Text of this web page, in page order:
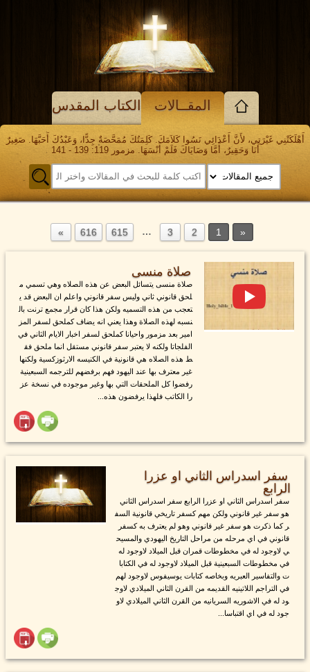
المقــالات الكتاب المقدس
أَهْلَكَتْنِي غَيْرَتِي، لأَنَّ أَعْدَائِي نَسُوا كَلاَمَكَ. كَلِمَتُكَ مُمَحَّصَةٌ جِدًّا، وَعَبْدُكَ أَحَبَّهَا. صَغِيرٌ
أَنَا وَحَقِيرٌ، أَمَّا وَصَايَاكَ فَلَمْ أَنْسَهَا. مزمور 119: 139 - 141
1
2
3
…
615
616
صلاة منسى
صلاة منسى يتسائل البعض عن هذه الصلاه وهي تسمي م
لحق قانوني ثاني وليس سفر قانوني واعلم ان البعض قد ي
تعجب من هذه التسميه ولكن هذا كان قرار مجمع ترنت بال
نسبه لهذه الصلاة وهذا يعني انه يضاف كملحق لسفر المز
امير بعد مزمور واحيانا كملحق لسفر اخبار الايام الثاني في
الفلجاتا ولكنه لا يعتبر سفر قانوني مستقل انما ملحق فق
ط هذه الصلاه هي قانونية في الكنيسه الارثوزكسية ولكنها
غير معترف بها عند اليهود فهم برفضهم للترجمه السبعينية
رفضوا كل الملحقات التي بها وغير موجوده في نسخة عز
را الكاتب فلهذا يرفضون هذه...
سفر اسدراس الثاني او عزرا
الرابع
سفر اسدراس الثاني او عزرا الرابع سفر اسدراس الثاني
هو سفر غير قانوني ولكن مهم كسفر تاريخي قانونية السف
ر كما ذكرت هو سفر غير قانوني وهو لم يعترف به كسفر
قانوني في اي مرحله من مراحل التاريخ اليهودي والمسيح
ي لاوجود له في مخطوطات قمران قبل الميلاد لاوجود له
في مخطوطات السبعينية قبل الميلاد لاوجود له في الكتابا
ت والتفاسير العبريه وبخاصه كتابات يوسيفوس لاوجود لهم
في التراجم اللاتينيه القديمه من القرن الثاني الميلادي لاوج
ود له في الاشوريه السريانيه من القرن الثاني الميلادي لاو
جود له في اي اقتباسا...